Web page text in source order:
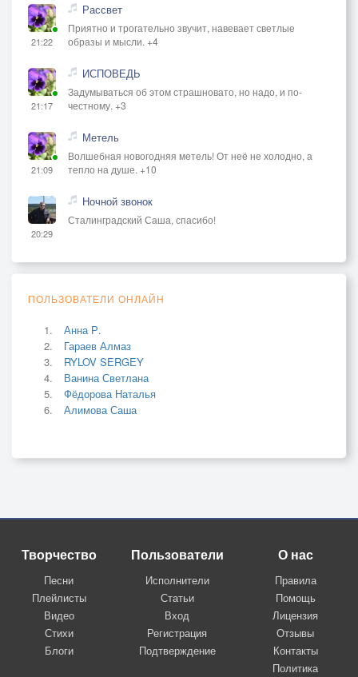
21:22
Рассвет
Приятно и трогательно звучит, навевает светлые
образы и мысли. +4
21:17
ИСПОВЕДЬ
Задумываться об этом страшновато, но надо, и по-
честному. +3
21:09
Метель
Волшебная новогодняя метель! От неё не холодно, а
тепло на душе. +10
20:29
Ночной звонок
Сталинградский Саша, спасибо!
ПОЛЬЗОВАТЕЛИ ОНЛАЙН
Анна Р.
Гараев Алмаз
RYLOV SERGEY
Ванина Светлана
Фёдорова Наталья
Алимова Саша
Творчество
Песни
Плейлисты
Видео
Стихи
Блоги
Пользователи
Исполнители
Статьи
Вход
Регистрация
Подтверждение
О нас
Правила
Помощь
Лицензия
Отзывы
Контакты
Политика